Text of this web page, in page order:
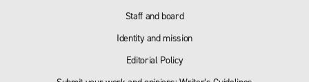
Staff and board
Identity and mission
Editorial Policy